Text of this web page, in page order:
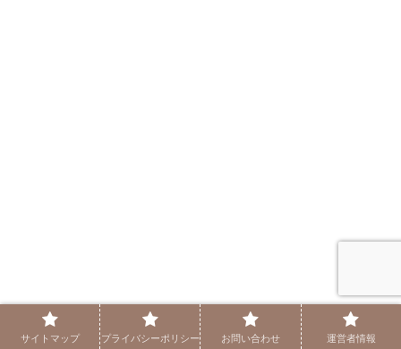
サイトマップ プライバシーポリシー お問い合わせ 運営者情報